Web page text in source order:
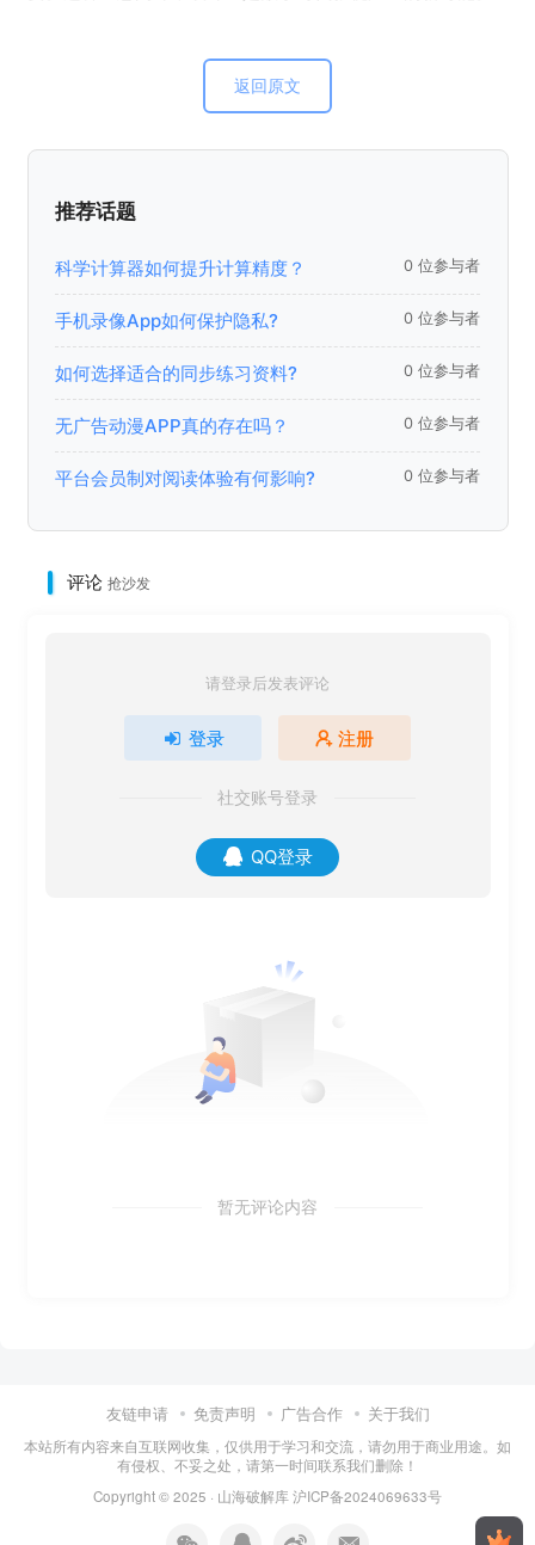
返回原文
推荐话题
科学计算器如何提升计算精度？ 0 位参与者
手机录像App如何保护隐私? 0 位参与者
如何选择适合的同步练习资料? 0 位参与者
无广告动漫APP真的存在吗？ 0 位参与者
平台会员制对阅读体验有何影响? 0 位参与者
评论 抢沙发
请登录后发表评论
登录 注册
社交账号登录
QQ登录
暂无评论内容
友链申请 免责声明 广告合作 关于我们
本站所有内容来自互联网收集，仅供用于学习和交流，请勿用于商业用途。如
有侵权、不妥之处，请第一时间联系我们删除！
Copyright © 2025 · 山海破解库沪ICP备2024069633号